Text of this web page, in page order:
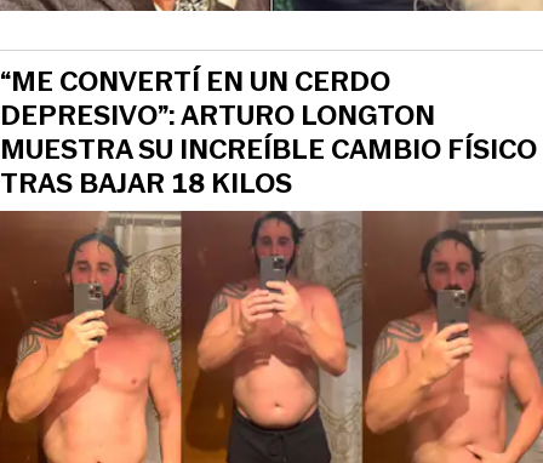
“ME CONVERTÍ EN UN CERDO
DEPRESIVO”: ARTURO LONGTON
MUESTRA SU INCREÍBLE CAMBIO FÍSICO
TRAS BAJAR 18 KILOS